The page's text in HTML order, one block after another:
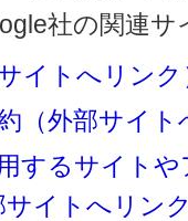
社の関連
イトへリンク
（外部サイ
するサイト
イトへリン